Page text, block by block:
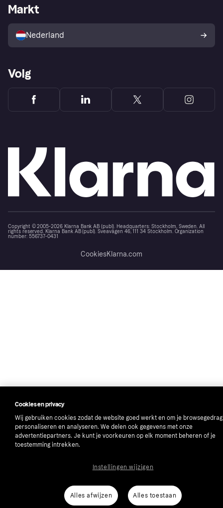
Winkeloverzicht
Kopersbescherming voor
consumenten
Zakelijke login
Markt
Nederland
Volg
Copyright © 2005-2026 Klarna Bank AB (publ). Headquarters: Stockholm, Sweden. All
rights reserved. Klarna Bank AB (publ). Sveavägen 46, 111 34 Stockholm. Organization
number: 556737-0431
CookiesKlarna.com
Cookies en privacy
Wij gebruiken cookies zodat de website goed werkt en om je
personaliseren en analyseren. We delen ook gegevens met onze
advertentiepartners. Je kunt je voorkeuren op elk moment beheren of je
toestemming intrekken.
Alles afwijzen Alles toestaan
Instellingen wijzigen